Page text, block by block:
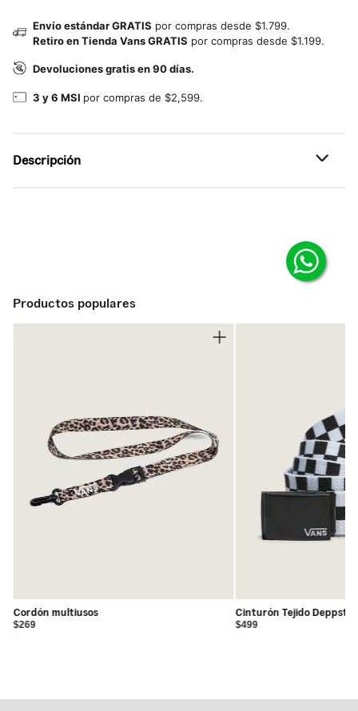
Envío estándar GRATIS por compras desde $1.799.
Retiro en Tienda Vans GRATIS por compras desde $1.199.
Devoluciones gratis en 90 días.
3 y 6 MSI por compras de $2,599.
Descripción
Productos populares
Cordón multiusos
$269
Cinturón Tejido Deppster
$499